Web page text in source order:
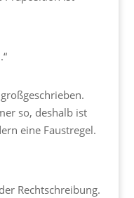
so, deshalb ist
eine Faustregel.
Rechtschreibung.